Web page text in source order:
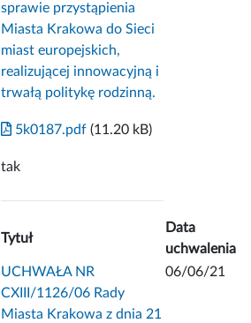
sprawie przystąpienia
Miasta Krakowa do Sieci
miast europejskich,
realizującej innowacyjną i
trwałą politykę rodzinną.
5k0187.pdf (11.20 kB)
tak
Tytuł
Data
uchwalenia
UCHWAŁA NR
CXIII/1126/06 Rady
Miasta Krakowa z dnia 21
06/06/21